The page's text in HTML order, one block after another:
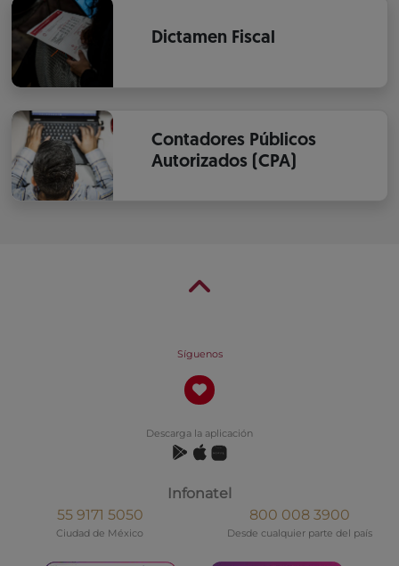
Dictamen Fiscal
Contadores Públicos
Autorizados (CPA)
Síguenos
Descarga la aplicación
Infonatel
55 9171 5050
Ciudad de México
800 008 3900
Desde cualquier parte del país